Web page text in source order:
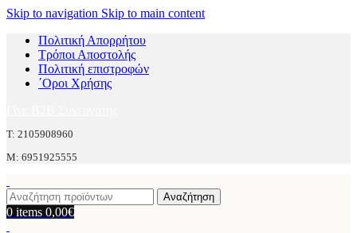
Skip to navigation Skip to main content
Πολιτική Απορρήτου
Τρόποι Αποστολής
Πολιτική επιστροφών
΄Οροι Χρήσης
Τ: 2105908960
M: 6951925555
Αναζήτηση
0 items 0,00€